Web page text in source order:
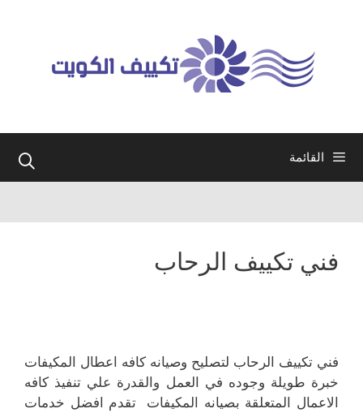
القائمة
فني تكييف الرحاب
فني تكييف الرحاب لتصليح وصيانه كافه اعطال المكيفات
خبرة طويلة وجوده في العمل والقدرة علي تنفيذ كافه
الاعمال المتعلقة بصيانه المكيفات تقدم افضل خدمات